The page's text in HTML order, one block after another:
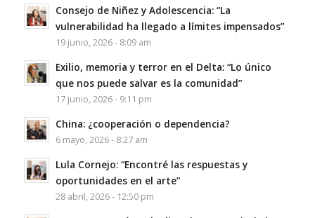
Consejo de Niñez y Adolescencia: “La
vulnerabilidad ha llegado a límites impensados”
19 junio, 2026 - 8:09 am
Exilio, memoria y terror en el Delta: “Lo único
que nos puede salvar es la comunidad”
17 junio, 2026 - 9:11 pm
China: ¿cooperación o dependencia?
6 mayo, 2026 - 8:27 am
Lula Cornejo: “Encontré las respuestas y
oportunidades en el arte”
28 abril, 2026 - 12:50 pm